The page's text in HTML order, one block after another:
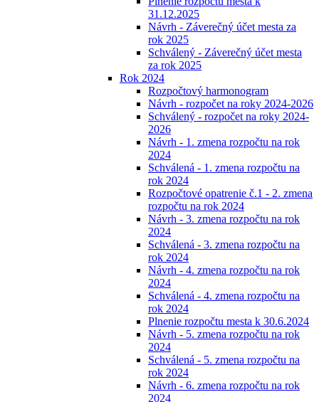
31.12.2025
Návrh - Záverečný účet mesta za
rok 2025
Schválený - Záverečný účet mesta
za rok 2025
Rok 2024
Rozpočtový harmonogram
Návrh - rozpočet na roky 2024-2026
Schválený - rozpočet na roky 2024-
2026
Návrh - 1. zmena rozpočtu na rok
2024
Schválená - 1. zmena rozpočtu na
rok 2024
Rozpočtové opatrenie č.1 - 2. zmena
rozpočtu na rok 2024
Návrh - 3. zmena rozpočtu na rok
2024
Schválená - 3. zmena rozpočtu na
rok 2024
Návrh - 4. zmena rozpočtu na rok
2024
Schválená - 4. zmena rozpočtu na
rok 2024
Plnenie rozpočtu mesta k 30.6.2024
Návrh - 5. zmena rozpočtu na rok
2024
Schválená - 5. zmena rozpočtu na
rok 2024
Návrh - 6. zmena rozpočtu na rok
2024